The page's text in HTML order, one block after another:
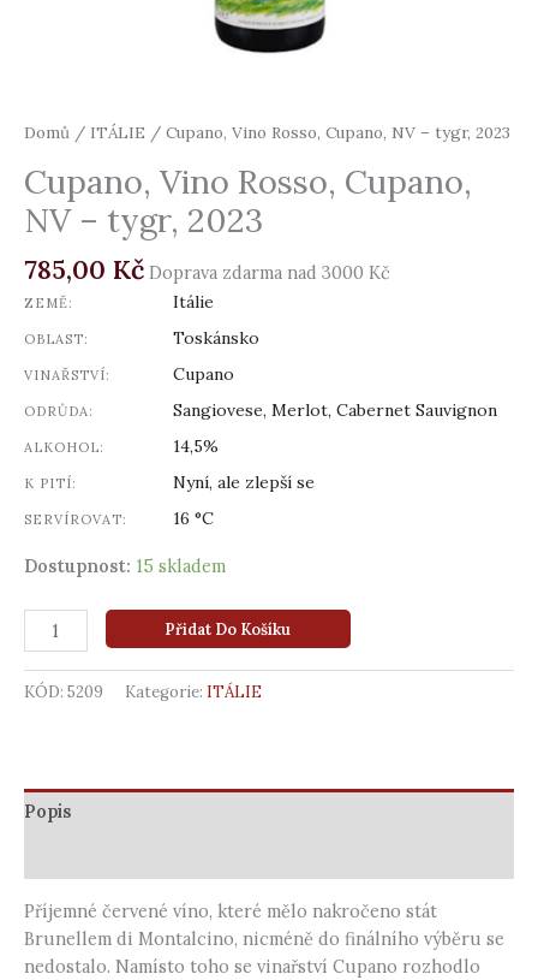
Domů / ITÁLIE / Cupano, Vino Rosso, Cupano, NV – tygr, 2023
Cupano, Vino Rosso, Cupano,
NV – tygr, 2023
785,00 Kč Doprava zdarma nad 3000 Kč
ZEMĚ: Itálie
OBLAST: Toskánsko
VINAŘSTVÍ: Cupano
ODRŮDA: Sangiovese, Merlot, Cabernet Sauvignon
ALKOHOL: 14,5%
K PITÍ: Nyní, ale zlepší se
SERVÍROVAT: 16 °C
Dostupnost: 15 skladem
Přidat Do Košíku
KÓD: 5209 Kategorie: ITÁLIE
Popis
Příjemné červené víno, které mělo nakročeno stát
Brunellem di Montalcino, nicméně do finálního výběru se
nedostalo. Namísto toho se vinařství Cupano rozhodlo